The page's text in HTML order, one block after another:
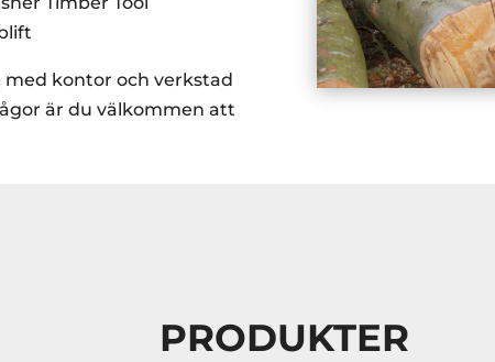
med kontor och verkstad
är du välkommen att
PRODUKTER